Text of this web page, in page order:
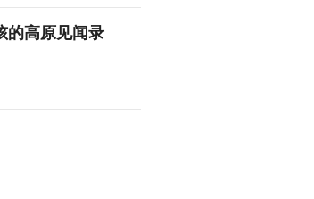
的高原见闻录